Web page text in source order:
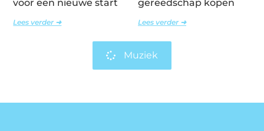
voor een nieuwe start
Lees verder ➜
gereedschap kopen
Lees verder ➜
Muziek